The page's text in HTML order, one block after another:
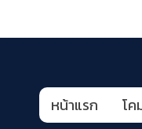
หน้าแรก โค